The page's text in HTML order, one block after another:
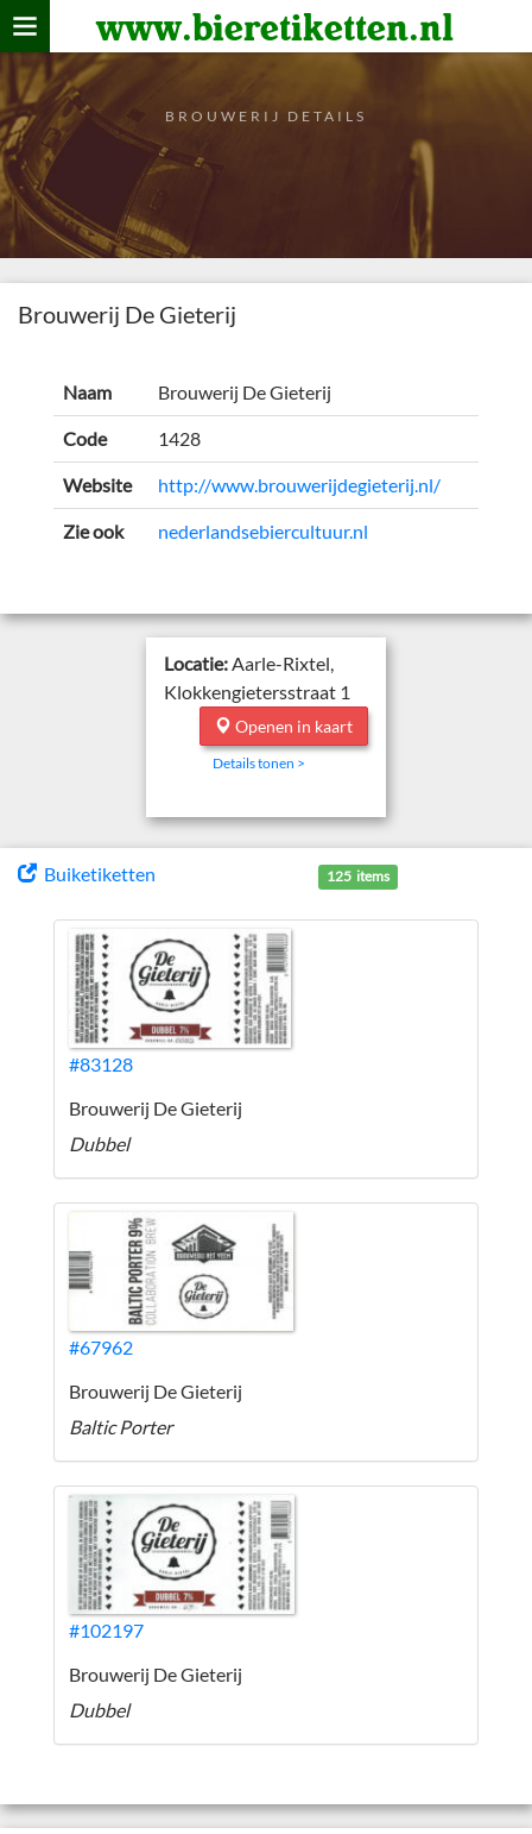
www.bieretiketten.nl
Home
verzamelen
De bierkaart
Bezoekers
BROUWERIJ DETAILS
Brouwerij De Gieterij
Naam Brouwerij De Gieterij
Code 1428
Website http://www.brouwerijdegieterij.nl/
Zie ook nederlandsebiercultuur.nl
Locatie:Aarle-Rixtel,
Klokkengietersstraat 1
Openen in kaart
Details tonen >
Buiketiketten 125 items
#83128
Brouwerij De Gieterij
Dubbel
#67962
Brouwerij De Gieterij
Baltic Porter
#102197
Brouwerij De Gieterij
Dubbel